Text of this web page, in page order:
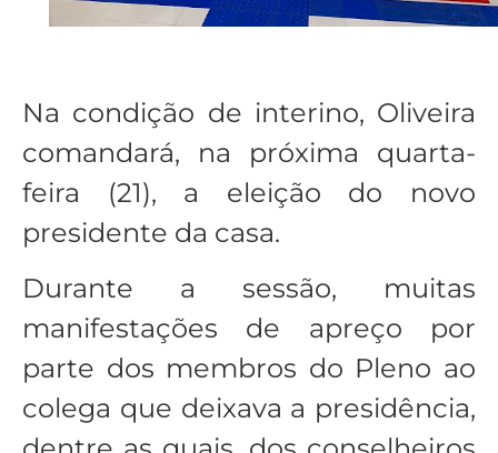
Na condição de interino, Oliveira
comandará, na próxima quarta-
feira (21), a eleição do novo
presidente da casa.
Durante a sessão, muitas
manifestações de apreço por
parte dos membros do Pleno ao
colega que deixava a presidência,